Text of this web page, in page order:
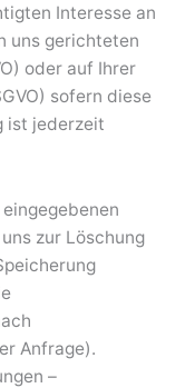
Interesse an
uns gerichteten
oder auf Ihrer
sofern diese
ist jederzeit
zur Löschung
Anfrage).
–